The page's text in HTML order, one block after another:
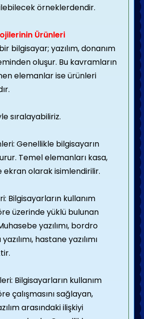
örneklerdendir.
Ürünleri
bilgisayar; yazılım, donanım
oluşur. Bu kavramların
elemanlar ise ürünleri
sıralayabiliriz.
Genellikle bilgisayarın
Temel elemanları kasa,
ekran olarak isimlendirilir.
Bilgisayarların kullanım
üzerinde yüklü bulunan
yazılımı, bordro
hastane yazılımı
Bilgisayarların kullanım
çalışmasını sağlayan,
arasındaki ilişkiyi